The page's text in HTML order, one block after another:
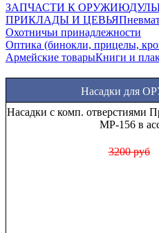
ЗАПЧАСТИ К ОРУЖИЮ
ПРИКЛАДЫ И ЦЕВЬЯ
Охотничьи принадлежности
Оптика (бинокли, прицелы,
Армейские товарыКниги и
Насадки для
Насадки с комп. отверстиями
МР-156 в
3200 руб